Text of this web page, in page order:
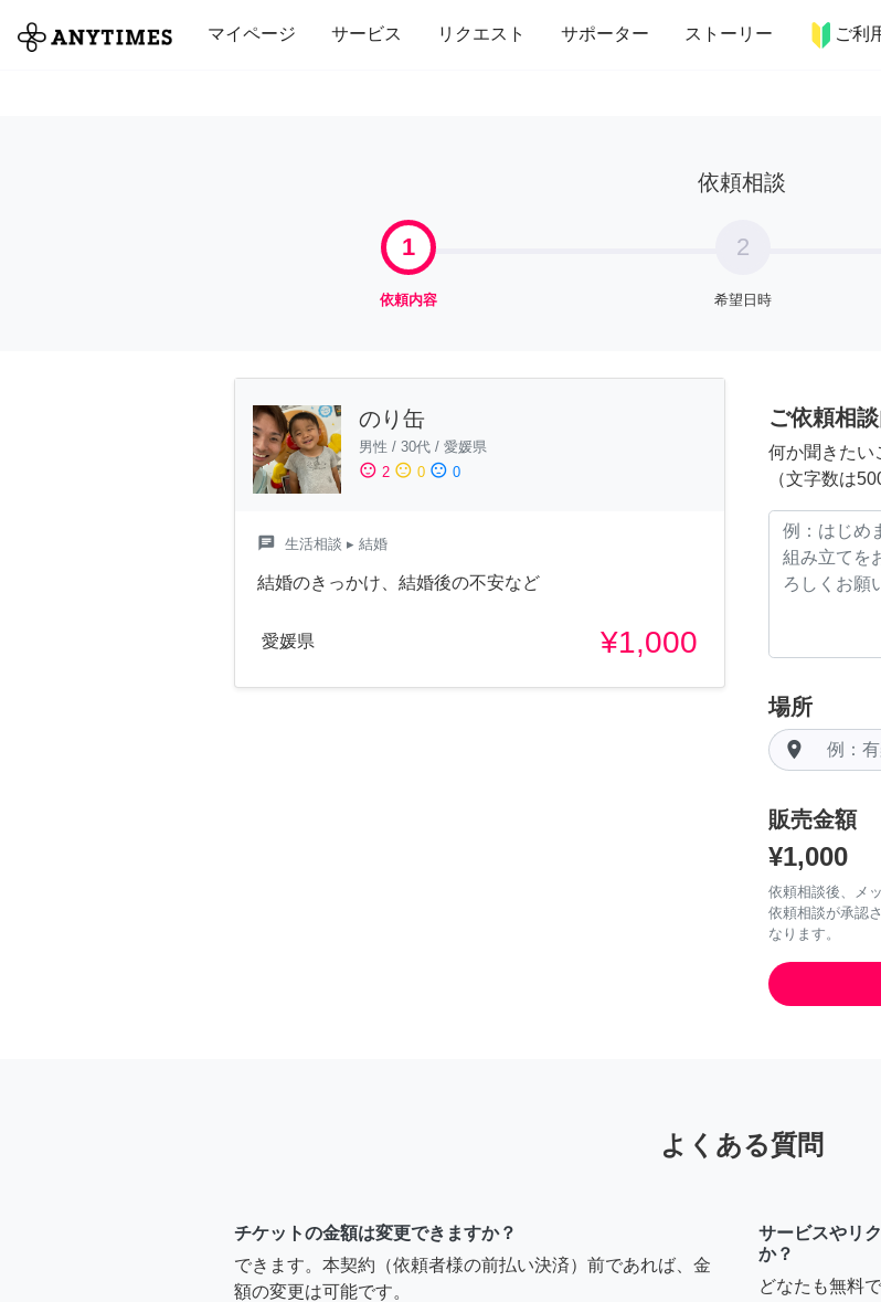
マイページ サービス リクエスト サポーター ストーリー ご利
全て 修理・組立 家事 引っ越し インテリア 趣味・習い事 ペット
依頼相談
1
依頼内容
2
希望日時
のり缶
男性 / 30代 / 愛媛県
sentiment_satisfied 2 sentiment_neutral 0 sentiment_dissatisfied 0
chat 生活相談 ▸ 結婚
結婚のきっかけ、結婚後の不安など
愛媛県 ¥1,000
ご依頼相
何か聞きたい
（文字数は
場所
room
販売金額
¥1,000
依頼相談後、メ
依頼相談が承認
なります。
よくある質問
チケットの金額は変更できますか？
できます。本契約（依頼者様の前払い決済）前であれば、金
額の変更は可能です。
サービスやリ
か？
どなたも無料